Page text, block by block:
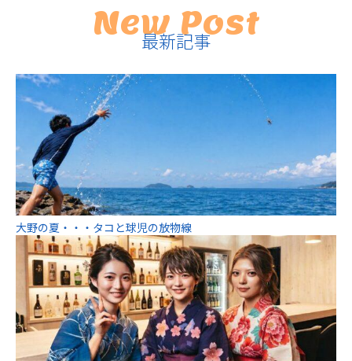
New Post
最新記事
大野の夏・・・タコと球児の放物線